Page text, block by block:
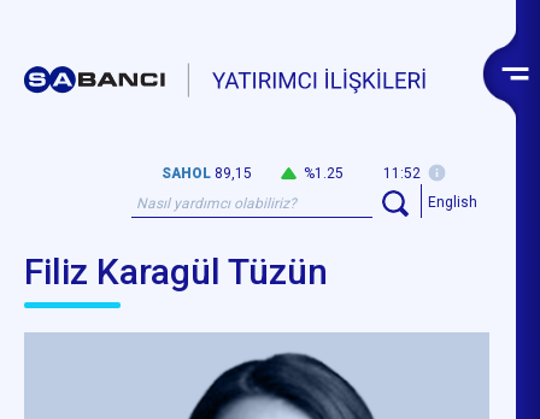
SAHOL 89,15 %1.25
11:52
English
Filiz Karagül Tüzün